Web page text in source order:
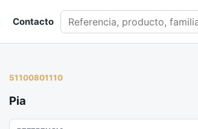
Contacto Buscar en catálogo
51100801110
Pia